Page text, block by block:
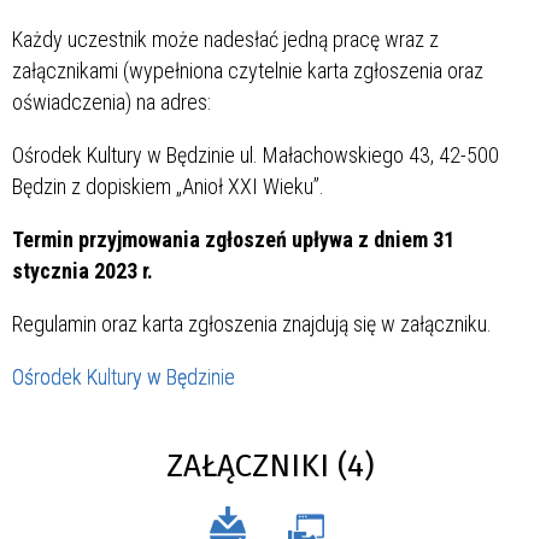
Każdy uczestnik może nadesłać jedną pracę wraz z
załącznikami (wypełniona czytelnie karta zgłoszenia oraz
oświadczenia) na adres:
Ośrodek Kultury w Będzinie ul. Małachowskiego 43, 42-500
Będzin z dopiskiem „Anioł XXI Wieku”.
Termin przyjmowania zgłoszeń upływa z dniem 31
stycznia 2023 r.
Regulamin oraz karta zgłoszenia znajdują się w załączniku.
Ośrodek Kultury w Będzinie
ZAŁĄCZNIKI (4)